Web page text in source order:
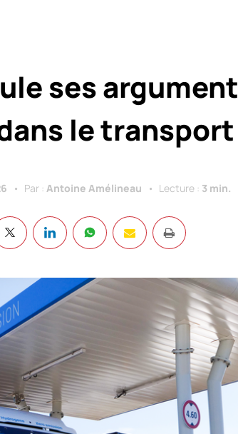
ses
le
Par : Antoine Amélineau Lecture : 3 min.